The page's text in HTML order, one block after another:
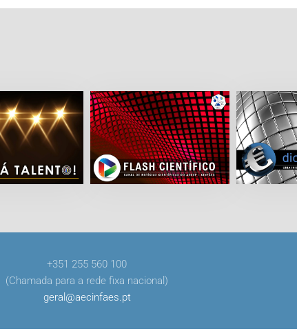
+351 255 560 100
(Chamada para a rede fixa nacional)
geral @aecinfaes.pt